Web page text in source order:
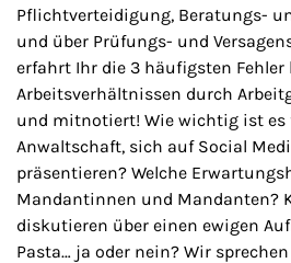
Pflichtverteidigung, Beratungs-
und über Prüfungs- und
erfahrt Ihr die 3 häufigsten
Arbeitsverhältnissen durch
und mitnotiert! Wie wichtig ist es
Anwaltschaft, sich auf Social
präsentieren? Welche
Mandantinnen und Mandanten?
diskutieren über einen ewigen
Pasta… ja oder nein? Wir